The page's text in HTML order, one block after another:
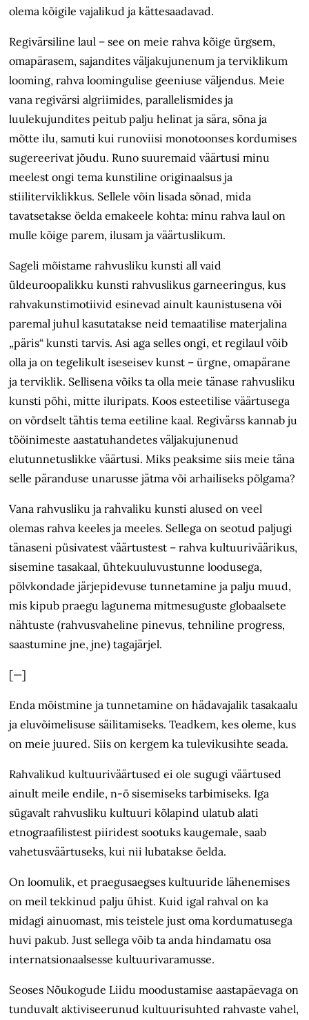
olema kõigile vajalikud ja kättesaadavad.
Regivärsiline laul – see on meie rahva kõige ürgsem,
omapärasem, sajandites väljakujunenum ja terviklikum
looming, rahva loomingulise geeniuse väljendus. Meie
vana regivärsi algriimides, parallelismides ja
luulekujundites peitub palju helinat ja sära, sõna ja
mõtte ilu, samuti kui runoviisi monotoonses kordumises
sugereerivat jõudu. Runo suuremaid väärtusi minu
meelest ongi tema kunstiline originaalsus ja
stiiliterviklikkus. Sellele võin lisada sõnad, mida
tavatsetakse öelda emakeele kohta: minu rahva laul on
mulle kõige parem, ilusam ja väärtuslikum.
Sageli mõistame rahvusliku kunsti all vaid
üldeuroopalikku kunsti rahvuslikus garneeringus, kus
rahvakunsti­motiivid esinevad ainult kaunistusena või
paremal juhul kasutatakse neid temaatilise materjalina
„päris“ kunsti tarvis. Asi aga selles ongi, et regilaul võib
olla ja on tegelikult iseseisev kunst – ürgne, omapärane
ja terviklik. Sellisena võiks ta olla meie tänase rahvusliku
kunsti põhi, mitte iluripats. Koos esteetilise väärtusega
on võrdselt tähtis tema eetiline kaal. Regivärss kannab ju
tööinimeste aastatuhandetes väljakujunenud
elutunnetuslikke väärtusi. Miks peaksime siis meie täna
selle päranduse unarusse jätma või arhailiseks põlgama?
Vana rahvusliku ja rahvaliku kunsti alused on veel
olemas rahva keeles ja meeles. Sellega on seotud paljugi
tänaseni püsivatest väärtustest – rahva kultuuriväärikus,
sisemine tasakaal, ühtekuuluvustunne loodusega,
põlvkondade järjepidevuse tunnetamine ja palju muud,
mis kipub praegu lagunema mitmesuguste globaalsete
nähtuste (rahvusvaheline pinevus, tehniline progress,
saastumine jne, jne) tagajärjel.
[—]
Enda mõistmine ja tunnetamine on hädavajalik tasakaalu
ja eluvõimelisuse säilitamiseks. Teadkem, kes oleme, kus
on meie juured. Siis on kergem ka tulevikusihte seada.
Rahvalikud kultuuriväärtused ei ole sugugi väärtused
ainult meile endile, n-ö sisemiseks tarbimiseks. Iga
sügavalt rahvusliku kultuuri kõlapind ulatub alati
etnograafilistest piiridest sootuks kaugemale, saab
vahetusväärtuseks, kui nii lubatakse öelda.
On loomulik, et praegusaegses kultuuride lähenemises
on meil tekkinud palju ühist. Kuid igal rahval on ka
midagi ainuomast, mis teistele just oma kordumatusega
huvi pakub. Just sellega võib ta anda hindamatu osa
internatsionaalsesse kultuurivaramusse.
Seoses Nõukogude Liidu moodustamise aastapäevaga on
tunduvalt aktiviseerunud kultuurisuhted rahvaste vahel,